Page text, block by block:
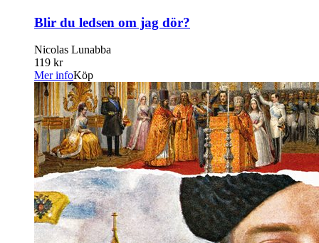
Blir du ledsen om jag dör?
Nicolas Lunabba
119 kr
Mer infoKöp